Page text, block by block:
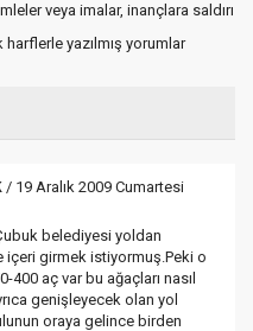
veya imalar, inançlara saldırı
yazılmış yorumlar
/ 19 Aralık 2009 Cumartesi
belediyesi yoldan
içeri girmek istiyormuş.Peki o
400 aç var bu ağaçları nasıl
genişleyecek olan yol
oraya gelince birden